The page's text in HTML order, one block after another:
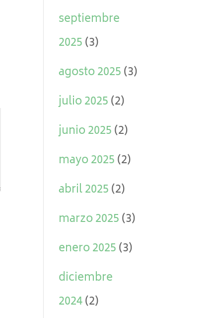
septiembre
2025(3)
agosto 2025(3)
julio 2025(2)
junio 2025(2)
mayo 2025(2)
abril 2025(2)
marzo 2025(3)
enero 2025(3)
diciembre
2024(2)